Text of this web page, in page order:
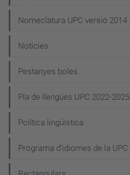
Nomeclatura UPC versió 2014
Notícies
Pestanyes boles
Pla de llengües UPC 2022-2025
Política lingüística
Programa d'idiomes de la UPC